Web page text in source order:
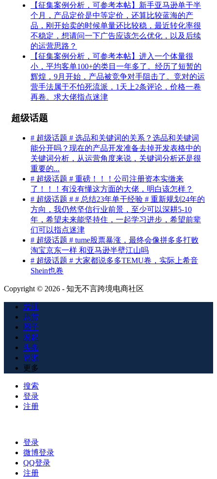
【征集案例分析，可参考本帖】新手亚马逊单干半
个月，产品定价是中等定价，还算比较蓝海的产
品，刚开始卖的时候单量还比较稳，最近转化率很
不稳定，想请问一下广告应该怎么优化，以及后续
的运营思路？
【征集案例分析，可参考本帖】进入一个体量很
小，平均客单100+的类目一年多了。经历了短暂的
辉煌，9月开始，产品被竞争对手阻击了。竞对的运
营手法属于不怕死流派，1天上2条评论，价格一卷
再卷。求大佬指点迷津
超级话题
# 超级话题 # 选品和关键词的关系？选品和关键词
能分开吗？现在的产品开发准备去掉开发表格中的
关键词分析，从运营角度来说，关键词分析还是很
重要的...
# 超级话题 # 重磅！！！公司注册资本实缴来
了！！！有没有懂这方面的大佬，明白该怎样？
# 超级话题 # # 总结23年单干经验 # 重新规划24年的
方向，我仍然坚信行业前景，至少可以深耕5-10
年，希望未来能坚持住，一起学习进步，希望前辈
们可以指点迷津
# 超级话题 # tume股票暴涨，最终会像拼多多打败
淘宝京东一样 和亚马逊半壁江山吗
# 超级话题 # 大家都说多多TEMU卷，实际上希音
Shein也卷
Copyright © 2026 - 知无不言跨境电商社区
发现
悬赏
圈子
发起
头条
资源
更多
搜索
登录
注册
登录
微博登录
QQ登录
注册